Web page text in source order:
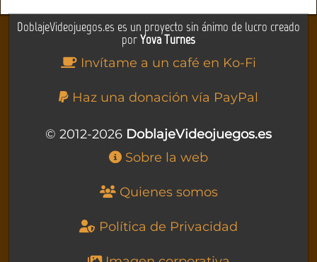
DoblajeVideojuegos.es es un proyecto sin ánimo de lucro creado
porYova Turnes
Invítame a un café en Ko-Fi
Haz una donación vía PayPal
© 2012-2026 DoblajeVideojuegos.es
Sobre la web
Quienes somos
Política de Privacidad